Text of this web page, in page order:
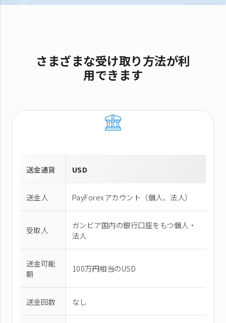
さまざまな受け取り方法が利
用できます
送金通貨 USD
送金人 PayForexアカウント（個⼈、法⼈）
受取人
ガンビア国内の銀行口座をもつ個人・
法人
送金可能
額
100万円相当のUSD
送金回数 なし